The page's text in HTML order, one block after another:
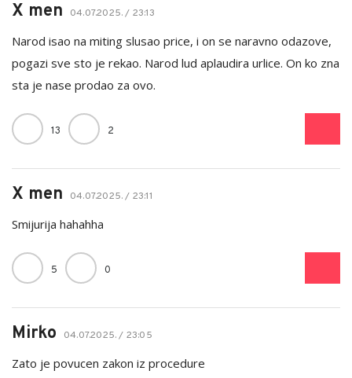
X men 04.07.2025. / 23:13
Narod isao na miting slusao price, i on se naravno odazove,
pogazi sve sto je rekao. Narod lud aplaudira urlice. On ko zna
sta je nase prodao za ovo.
13 2
X men 04.07.2025. / 23:11
Smijurija hahahha
5 0
Mirko 04.07.2025. / 23:05
Zato je povucen zakon iz procedure